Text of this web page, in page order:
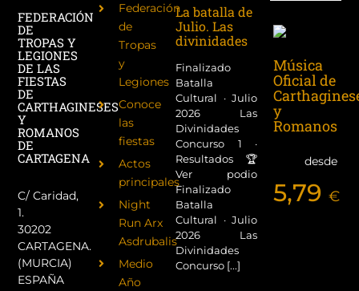
FEDERACIÓN
DE
TROPAS Y
LEGIONES
DE LAS
FIESTAS
DE
CARTHAGINESES
Y
ROMANOS
DE
CARTAGENA
C/ Caridad,
1.
30202
CARTAGENA.
(MURCIA)
ESPAÑA
Federación
de
Tropas
y
Legiones
Conoce
las
fiestas
Actos
principales
Night
Run Arx
Asdrubalis
Medio
Año
La batalla de
Julio. Las
divinidades
Finalizado
Batalla
Cultural · Julio
2026 Las
Divinidades
Concurso 1 ·
Resultados 🏆
Ver podio
Finalizado
Batalla
Cultural · Julio
2026 Las
Divinidades
Concurso [...]
Música
Oficial de
y
Romanos
desde
5,79€